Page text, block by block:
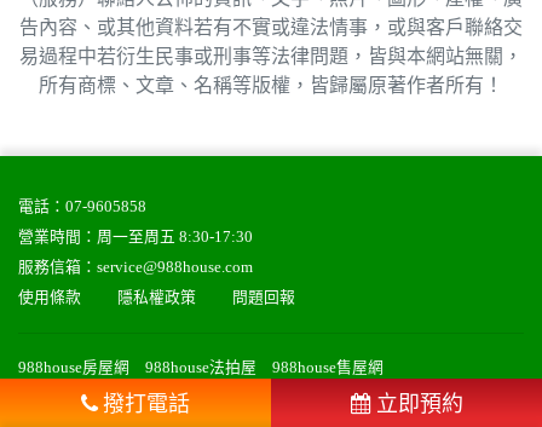
撥打電話 立即預約
告內容、或其他資料若有不實或違法情事，或與客戶聯絡交
易過程中若衍生民事或刑事等法律問題，皆與本網站無關，
所有商標、文章、名稱等版權，皆歸屬原著作者所有！
電話： 07-9605858
營業時間：周一至周五 8:30-17:30
服務信箱： service@988house.com
使用條款
隱私權政策 問題回報
988house房屋網 988house法拍屋
988house售屋網
988house實價登錄
股代網-股東會紀念品 樂購速購